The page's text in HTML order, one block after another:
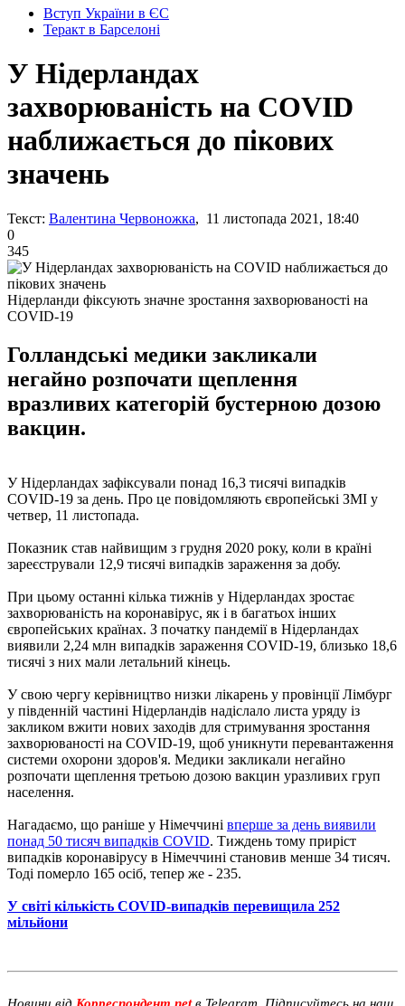
Вступ України в ЄС
Теракт в Барселоні
У Нідерландах
захворюваність на COVID
наближається до пікових
значень
Текст: Валентина Червоножка, 11 листопада 2021, 18:40
0
345
Нідерланди фіксують значне зростання захворюваності на
COVID-19
Голландські медики закликали
негайно розпочати щеплення
вразливих категорій бустерною дозою
вакцин.
У Нідерландах зафіксували понад 16,3 тисячі випадків
COVID-19 за день. Про це повідомляють європейські ЗМІ у
четвер, 11 листопада.
Показник став найвищим з грудня 2020 року, коли в країні
зареєстрували 12,9 тисячі випадків зараження за добу.
При цьому останні кілька тижнів у Нідерландах зростає
захворюваність на коронавірус, як і в багатьох інших
європейських країнах. З початку пандемії в Нідерландах
виявили 2,24 млн випадків зараження COVID-19, близько 18,6
тисячі з них мали летальний кінець.
У свою чергу керівництво низки лікарень у провінції Лімбург
у південній частині Нідерландів надіслало листа уряду із
закликом вжити нових заходів для стримування зростання
захворюваності на COVID-19, щоб уникнути перевантаження
системи охорони здоров'я. Медики закликали негайно
розпочати щеплення третьою дозою вакцин уразливих груп
населення.
Нагадаємо, що раніше у Німеччині вперше за день виявили
понад 50 тисяч випадків COVID. Тиждень тому приріст
випадків коронавірусу в Німеччині становив менше 34 тисяч.
Тоді померло 165 осіб, тепер же - 235.
У світі кількість COVID-випадків перевищила 252
мільйони
Новини від Корреспондент.netв Telegram. Підписуйтесь на наш